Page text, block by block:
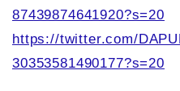
87439874641920?s=20
https://twitter.com/
30353581490177?s=20